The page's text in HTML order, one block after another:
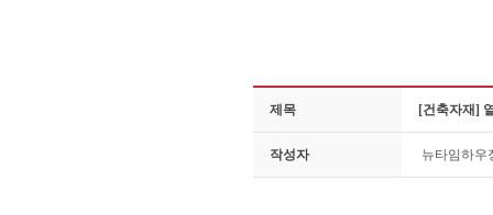
제목 [건축자재]
작성자 뉴타임하우